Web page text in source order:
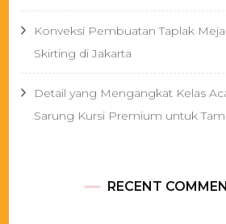
Konveksi Pembuatan Taplak
Skirting di Jakarta
Detail yang Mengangkat Kelas
Sarung Kursi Premium untuk
RECENT